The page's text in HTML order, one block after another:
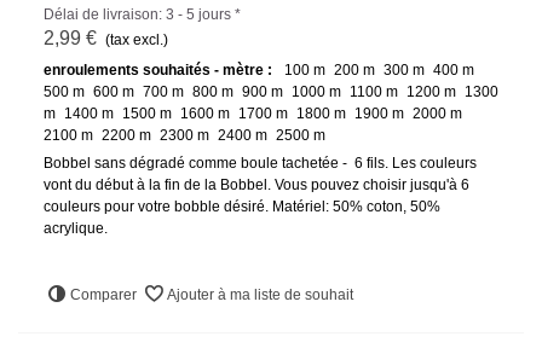
Délai de livraison: 3 - 5 jours *
2,99 € (tax excl.)
enroulements souhaités - mètre :
100 m 200 m 300 m 400 m
500 m 600 m 700 m 800 m 900 m 1000 m 1100 m 1200 m 1300
m 1400 m 1500 m 1600 m 1700 m 1800 m 1900 m 2000 m
2100 m 2200 m 2300 m 2400 m 2500 m
Bobbel sans dégradé comme boule tachetée - 6 fils. Les couleurs
vont du début à la fin de la Bobbel. Vous pouvez choisir jusqu'à 6
couleurs pour votre bobble désiré. Matériel: 50% coton, 50%
acrylique.
Comparer Ajouter à ma liste de souhait